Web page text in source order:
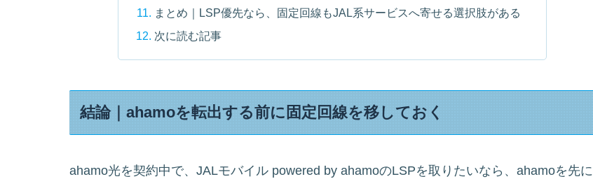
まとめ｜LSP優先なら、固定回線もJAL系サービスへ寄せる選択肢がある
次に読む記事
結論｜ahamoを転出する前に固定回線を移しておく
ahamo光を契約中で、JALモバイル powered by ahamoのLSPを取りたいなら、ahamoを先に